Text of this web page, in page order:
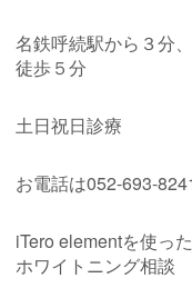
名鉄呼続駅から３分
徒歩５分
土日祝日診療
お電話は052-693-
iTero elementを使っ
ホワイトニング相談